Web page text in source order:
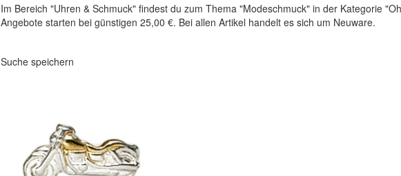
Im Bereich "Uhren & Schmuck" findest du zum Thema "Modeschmuck" in der Kategorie
Angebote starten bei günstigen 25,00 €. Bei allen Artikel handelt es sich um Neuware.
Suche speichern